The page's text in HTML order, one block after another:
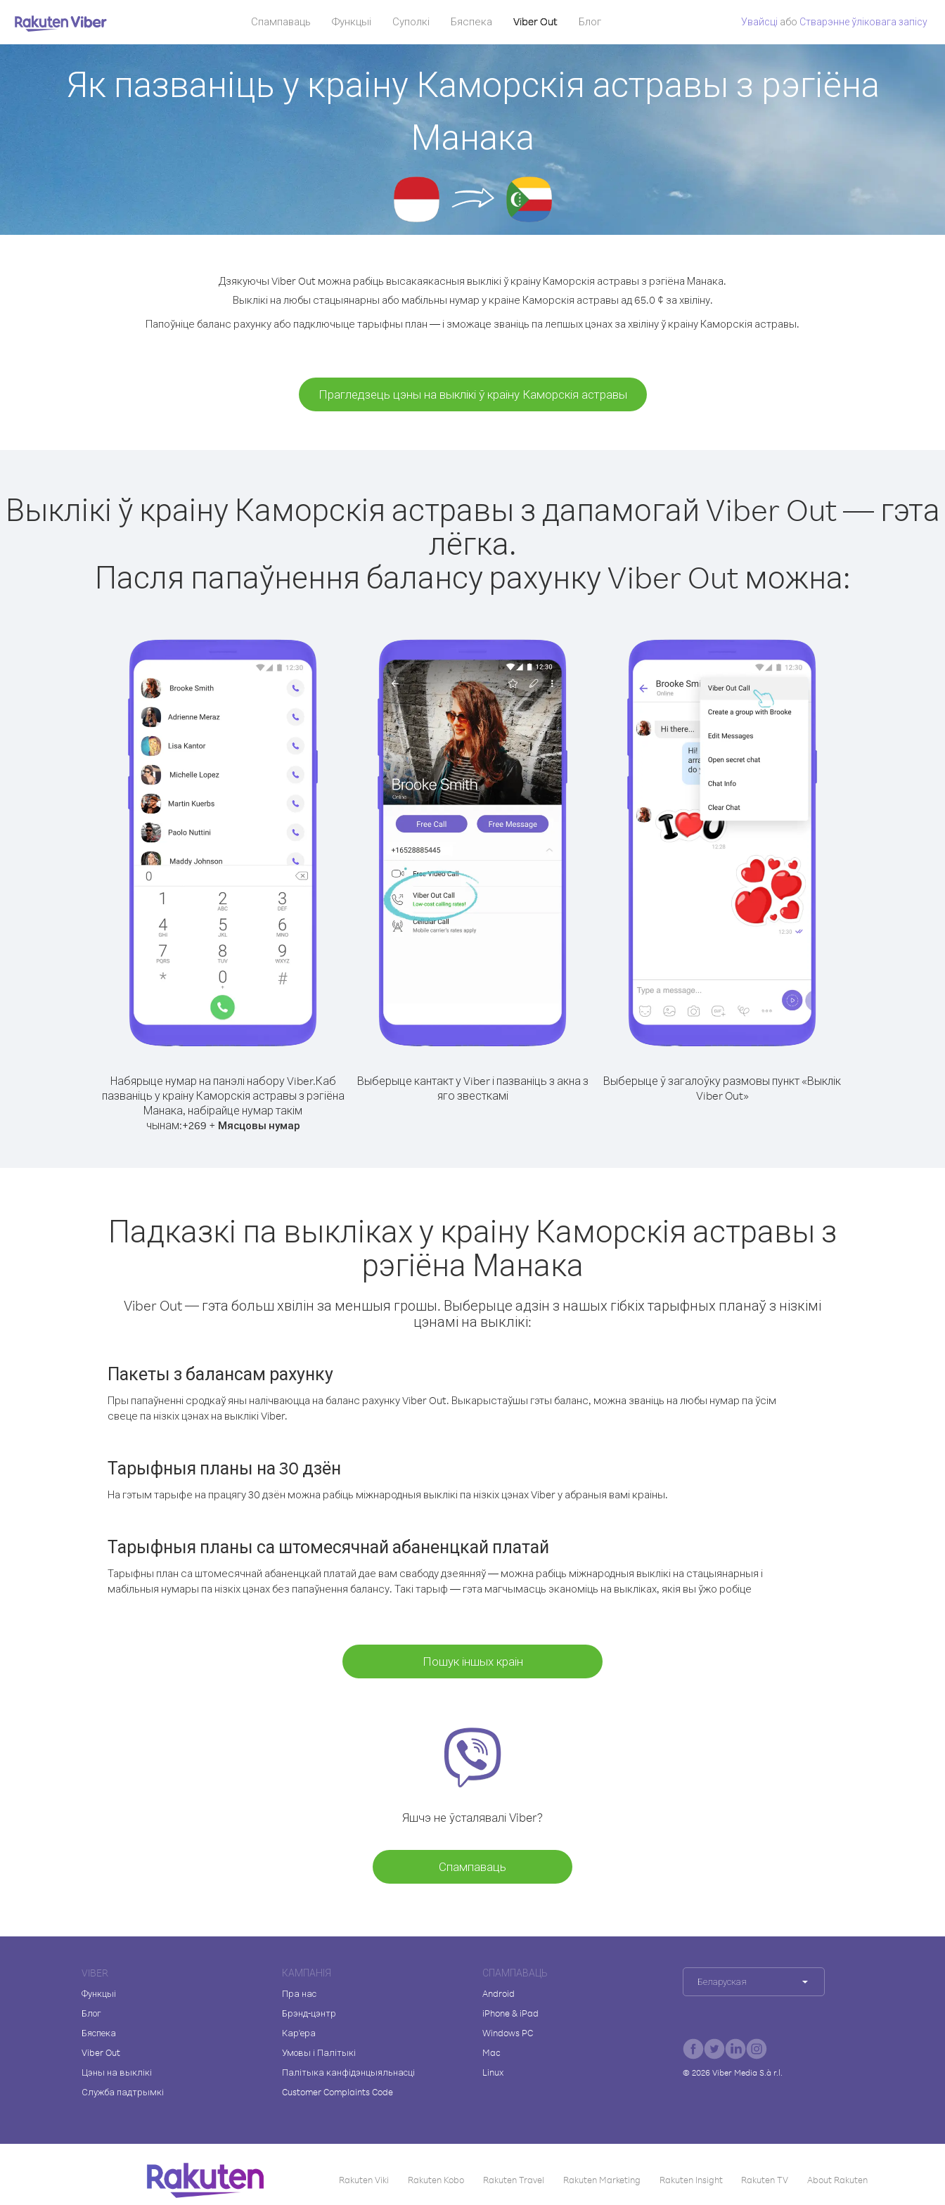
Спампаваць Функцыі Суполкі Бяспека Viber Out Блог Увайсці або Стварэнне ўліковага запісу
Як пазваніць у краіну Каморскія астравы з рэгіёна
Манака
Дзякуючы Viber Out можна рабіць высакаякасныя выклікі ў краіну Каморскія астравы з рэгіёна Манака.
Выклікі на любы стацыянарны або мабільны нумар у краіне Каморскія астравы ад 65.0 ¢ за хвіліну.
Папоўніце баланс рахунку або падключыце тарыфны план — і зможаце званіць па лепшых цэнах за хвіліну ў краіну Каморскія астравы.
Прагледзець цэны на выклікі ў краіну Каморскія астравы
Выклікі ў краіну Каморскія астравы з дапамогай Viber Out — гэта
лёгка.
Пасля папаўнення балансу рахунку Viber Out можна:
Набярыце нумар на панэлі набору Viber.Каб
пазваніць у краіну Каморскія астравы з рэгіёна
Манака, набірайце нумар такім
чынам:+269 + Мясцовы нумар
Выберыце кантакт у Viber і пазваніць з акна з
яго звесткамі
Выберыце ў загалоўку размовы пункт «Выклік
Viber Out»
Падказкі па выкліках у краіну Каморскія астравы з
рэгіёна Манака
Viber Out — гэта больш хвілін за меншыя грошы. Выберыце адзін з нашых гібкіх тарыфных планаў з нізкімі
цэнамі на выклікі:
Пакеты з балансам рахунку
Пры папаўненні сродкаў яны налічваюцца на баланс рахунку Viber Out. Выкарыстаўшы гэты баланс, можна званіць на любы нумар па ўсім
свеце па нізкіх цэнах на выклікі Viber.
Тарыфныя планы на 30 дзён
На гэтым тарыфе на працягу 30 дзён можна рабіць міжнародныя выклікі па нізкіх цэнах Viber у абраныя вамі краіны.
Тарыфныя планы са штомесячнай абаненцкай платай
Тарыфны план са штомесячнай абаненцкай платай дае вам свабоду дзеянняў — можна рабіць міжнародныя выклікі на стацыянарныя і
мабільныя нумары па нізкіх цэнах без папаўнення балансу. Такі тарыф — гэта магчымасць эканоміць на выкліках, якія вы ўжо робіце
Пошук іншых краін
Яшчэ не ўсталявалі Viber?
Спампаваць
VIBER
Функцыі
Блог
Бяспека
Viber Out
Цэны на выклікі
Служба падтрымкі
КАМПАНІЯ
Пра нас
Брэнд-цэнтр
Кар'ера
Умовы і Палітыкі
Палітыка канфідэнцыяльнасці
Customer Complaints Code
СПАМПАВАЦЬ
Android
iPhone & iPad
Windows PC
Mac
Linux
Беларуская
© 2026 Viber Media S.à r.l.
Rakuten Viki Rakuten Kobo Rakuten Travel Rakuten Marketing Rakuten Insight Rakuten TV About Rakuten